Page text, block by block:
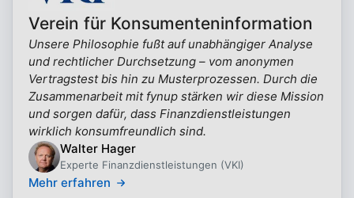
Verein für Konsumenteninformation
Unsere Philosophie fußt auf unabhängiger Analyse
und rechtlicher Durchsetzung – vom anonymen
Vertragstest bis hin zu Musterprozessen. Durch die
Zusammenarbeit mit fynup stärken wir diese Mission
und sorgen dafür, dass Finanzdienstleistungen
wirklich konsumfreundlich sind.
Walter Hager
Experte Finanzdienstleistungen (VKI)
Mehr erfahren